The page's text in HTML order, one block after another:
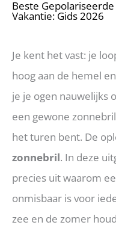
Beste
Vakantie: Gids 2026
Je kent het vast: je
hoog aan de hemel
je je ogen nauwelijks
een gewone
het turen bent. De
zonnebril. In deze
precies uit waarom
onmisbaar is voor
zee en de zomer